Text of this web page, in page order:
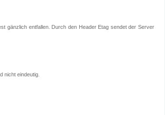
gänzlich entfallen. Durch den Header Etag sendet der Server
nicht eindeutig.